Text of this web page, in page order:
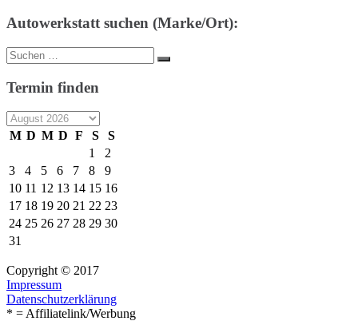
Autowerkstatt suchen (Marke/Ort):
Suche
nach:
Suchen
Termin finden
M D M D F S
S
1
2
3
4 5 6 7 8
9
10 11 12 13 14 15 16
17 18 19 20 21 22 23
24 25 26 27 28 29 30
31
Copyright © 2017
Impressum
Datenschutzerklärung
* = Affiliatelink/Werbung